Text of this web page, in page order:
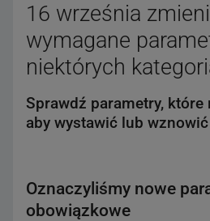
16 września
wymagane
niektórych
Sprawdź parametry, które
aby wystawić lub
Oznaczyliśmy nowe
obowiązkowe